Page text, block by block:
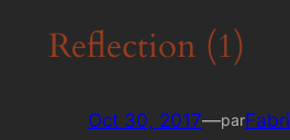
Reflection (1)
Oct 30, 2017—par